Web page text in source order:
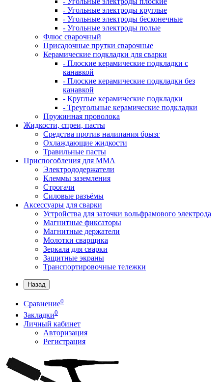
- Угольные электроды круглые
- Угольные электроды бесконечные
- Угольные электроды полые
Флюс сварочный
Присадочные прутки сварочные
Керамические подкладки для сварки
- Плоские керамические подкладки с
канавкой
- Плоские керамические подкладки без
канавкой
- Круглые керамические подкладки
- Треугольные керамические подкладки
Пружинная проволока
Жидкости, спреи, пасты
Средства против налипания брызг
Охлаждающие жидкости
Травильные пасты
Приспособления для ММА
Электрододержатели
Клеммы заземления
Строгачи
Силовые разъёмы
Аксессуары для сварки
Устройства для заточки вольфрамового электрода
Магнитные фиксаторы
Магнитные держатели
Молотки сварщика
Зеркала для сварки
Защитные экраны
Транспортировочные тележки
Назад
Сравнение0
Закладки0
Личный кабинет
Авторизация
Регистрация